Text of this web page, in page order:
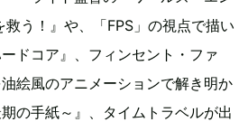
救う！』や、「FPS」の視点で描い
ドコア』、フィンセント・ファ
絵風のアニメーションで解き明か
の手紙～』、タイムトラベルが出